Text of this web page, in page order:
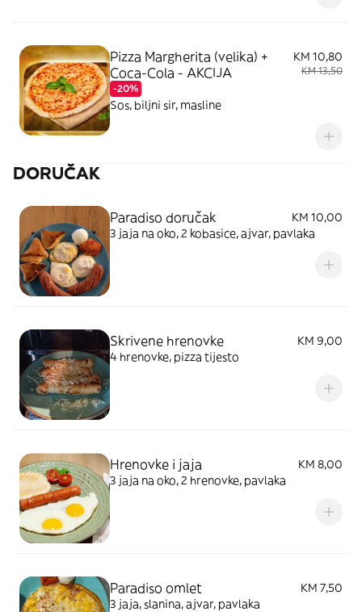
Pizza Margherita (velika) +
Coca-Cola - AKCIJA
-20%
KM 10,80
KM 13,50
Sos, biljni sir, masline
DORUČAK
Paradiso doručak
KM 10,00
3 jaja na oko, 2 kobasice, ajvar, pavlaka
Skrivene hrenovke
KM 9,00
4 hrenovke, pizza tijesto
Hrenovke i jaja
KM 8,00
3 jaja na oko, 2 hrenovke, pavlaka
Paradiso omlet
KM 7,50
3 jaja, slanina, ajvar, pavlaka